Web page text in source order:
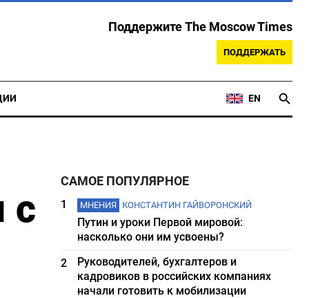
Поддержите The Moscow Times
ПОДДЕРЖАТЬ
EN
с
САМОЕ ПОПУЛЯРНОЕ
1 МНЕНИЯ КОНСТАНТИН ГАЙВОРОНСКИЙ
Путин и уроки Первой мировой:
насколько они им усвоены?
2
Руководителей, бухгалтеров и
кадровиков в российских компаниях
начали готовить к мобилизации